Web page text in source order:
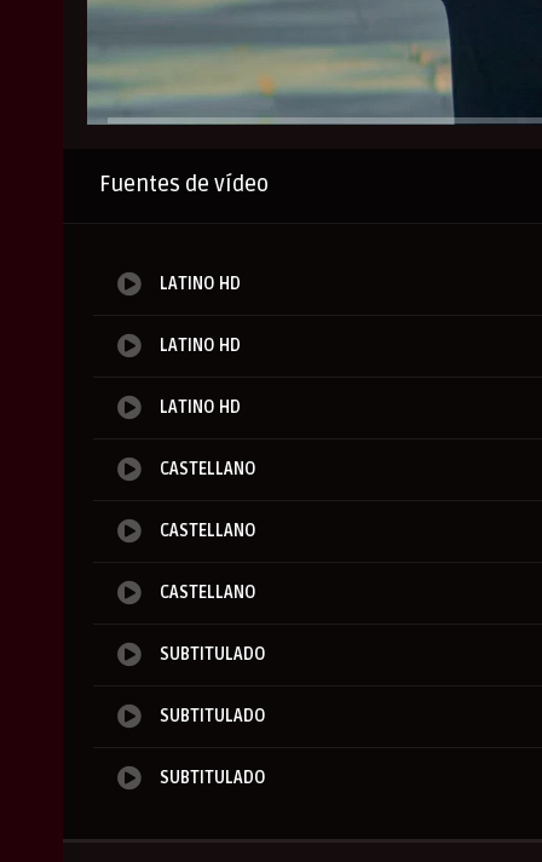
Fuentes de vídeo
LATINO HD
LATINO HD
LATINO HD
CASTELLANO
CASTELLANO
CASTELLANO
SUBTITULADO
SUBTITULADO
SUBTITULADO